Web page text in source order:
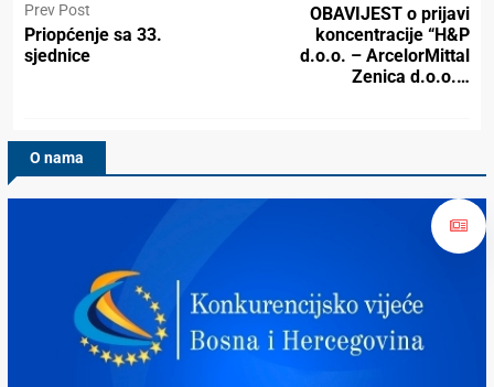
Prev Post
Priopćenje sa 33.
sjednice
OBAVIJEST o prijavi
koncentracije “H&P
d.o.o. – ArcelorMittal
Zenica d.o.o.…
O nama